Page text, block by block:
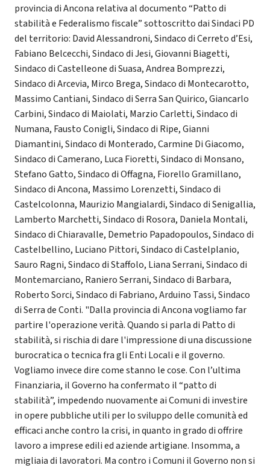
provincia di Ancona relativa al documento “Patto di
stabilità e Federalismo fiscale” sottoscritto dai Sindaci PD
del territorio: David Alessandroni, Sindaco di Cerreto d’Esi,
Fabiano Belcecchi, Sindaco di Jesi, Giovanni Biagetti,
Sindaco di Castelleone di Suasa, Andrea Bomprezzi,
Sindaco di Arcevia, Mirco Brega, Sindaco di Montecarotto,
Massimo Cantiani, Sindaco di Serra San Quirico, Giancarlo
Carbini, Sindaco di Maiolati, Marzio Carletti, Sindaco di
Numana, Fausto Conigli, Sindaco di Ripe, Gianni
Diamantini, Sindaco di Monterado, Carmine Di Giacomo,
Sindaco di Camerano, Luca Fioretti, Sindaco di Monsano,
Stefano Gatto, Sindaco di Offagna, Fiorello Gramillano,
Sindaco di Ancona, Massimo Lorenzetti, Sindaco di
Castelcolonna, Maurizio Mangialardi, Sindaco di Senigallia,
Lamberto Marchetti, Sindaco di Rosora, Daniela Montali,
Sindaco di Chiaravalle, Demetrio Papadopoulos, Sindaco di
Castelbellino, Luciano Pittori, Sindaco di Castelplanio,
Sauro Ragni, Sindaco di Staffolo, Liana Serrani, Sindaco di
Montemarciano, Raniero Serrani, Sindaco di Barbara,
Roberto Sorci, Sindaco di Fabriano, Arduino Tassi, Sindaco
di Serra de Conti. "Dalla provincia di Ancona vogliamo far
partire l'operazione verità. Quando si parla di Patto di
stabilità, si rischia di dare l'impressione di una discussione
burocratica o tecnica fra gli Enti Locali e il governo.
Vogliamo invece dire come stanno le cose. Con l’ultima
Finanziaria, il Governo ha confermato il “patto di
stabilità”, impedendo nuovamente ai Comuni di investire
in opere pubbliche utili per lo sviluppo delle comunità ed
efficaci anche contro la crisi, in quanto in grado di offrire
lavoro a imprese edili ed aziende artigiane. Insomma, a
migliaia di lavoratori. Ma contro i Comuni il Governo non si